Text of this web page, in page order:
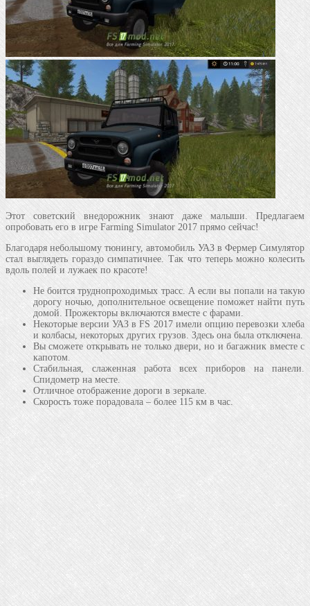
Этот советский внедорожник знают даже малыши. Предлагаем
опробовать его в игре Farming Simulator 2017 прямо сейчас!
Благодаря небольшому тюнингу, автомобиль УАЗ в Фермер Симулятор
стал выглядеть гораздо симпатичнее. Так что теперь можно колесить
вдоль полей и лужаек по красоте!
Не боится труднопроходимых трасс. А если вы попали на такую
дорогу ночью, дополнительное освещение поможет найти путь
домой. Прожекторы включаются вместе с фарами.
Некоторые версии УАЗ в FS 2017 имели опцию перевозки хлеба
и колбасы, некоторых других грузов. Здесь она была отключена.
Вы сможете открывать не только двери, но и багажник вместе с
капотом.
Стабильная, слаженная работа всех приборов на панели.
Спидометр на месте.
Отличное отображение дороги в зеркале.
Скорость тоже порадовала – более 115 км в час.